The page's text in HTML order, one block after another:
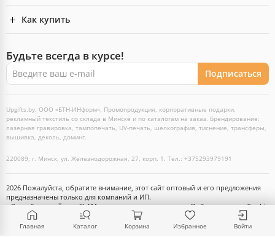
Главная Каталог Корзина Избранное Войти
Как купить
Будьте всегда в курсе!
Подписаться
Upgifts.by. ООО «БТН-ИНформ», Промопродукция, корпоративные подарки,
рекламный текстиль со склада в Минске и по каталогам на заказ. Брендирование:
лазерная гравировка, тампопечать, UV-печать, шелкография, тиснение, трансферы,
вышивка, деколь, доминг.
220089, г. Минск, ул. Железнодорожная, 27, корп. 1. Тел.: +375293979191
2026 Пожалуйста, обратите внимание, этот сайт оптовый и его предложения
предназначены только для компаний и ИП.
Выбор настроек Cookie
Разработка сайта — SLAM